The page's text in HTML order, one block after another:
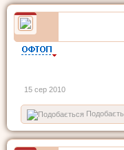
15 сер 2010